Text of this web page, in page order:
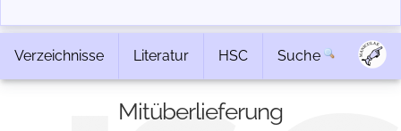
Verzeichnisse Literatur HSC Suche
Mitüberlieferung